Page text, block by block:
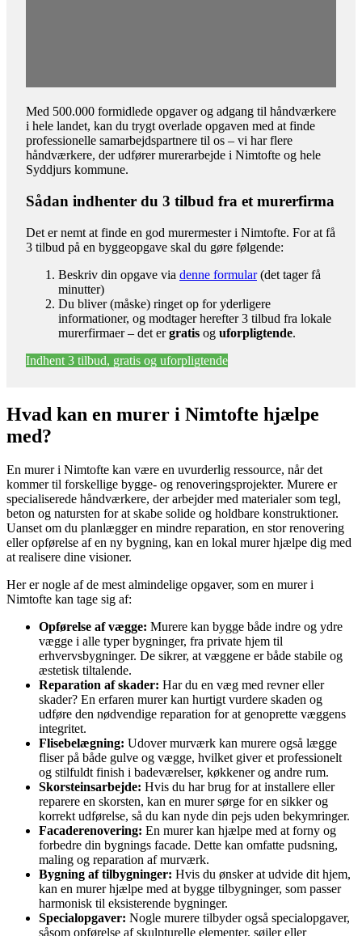
Med 500.000 formidlede opgaver og adgang til håndværkere
i hele landet, kan du trygt overlade opgaven med at finde
professionelle samarbejdspartnere til os – vi har flere
håndværkere, der udfører murerarbejde i Nimtofte og hele
Syddjurs kommune.
Sådan indhenter du 3 tilbud fra et murerfirma
Det er nemt at finde en god murermester i Nimtofte. For at få
3 tilbud på en byggeopgave skal du gøre følgende:
Beskriv din opgave via denne formular(det tager få
minutter)
Du bliver (måske) ringet op for yderligere
informationer, og modtager herefter 3 tilbud fra lokale
murerfirmaer – det ergratis og uforpligtende.
Indhent 3 tilbud, gratis og uforpligtende
Hvad kan en murer i Nimtofte hjælpe
med?
En murer i Nimtofte kan være en uvurderlig ressource, når det
kommer til forskellige bygge- og renoveringsprojekter. Murere er
specialiserede håndværkere, der arbejder med materialer som tegl,
beton og natursten for at skabe solide og holdbare konstruktioner.
Uanset om du planlægger en mindre reparation, en stor renovering
eller opførelse af en ny bygning, kan en lokal murer hjælpe dig med
at realisere dine visioner.
Her er nogle af de mest almindelige opgaver, som en murer i
Nimtofte kan tage sig af:
Opførelse af vægge: Murere kan bygge både indre og ydre
vægge i alle typer bygninger, fra private hjem til
erhvervsbygninger. De sikrer, at væggene er både stabile og
æstetisk tiltalende.
Reparation af skader: Har du en væg med revner eller
skader? En erfaren murer kan hurtigt vurdere skaden og
udføre den nødvendige reparation for at genoprette væggens
integritet.
Flisebelægning: Udover murværk kan murere også lægge
fliser på både gulve og vægge, hvilket giver et professionelt
og stilfuldt finish i badeværelser, køkkener og andre rum.
Skorsteinsarbejde: Hvis du har brug for at installere eller
reparere en skorsten, kan en murer sørge for en sikker og
korrekt udførelse, så du kan nyde din pejs uden bekymringer.
Facaderenovering: En murer kan hjælpe med at forny og
forbedre din bygnings facade. Dette kan omfatte pudsning,
maling og reparation af murværk.
Bygning af tilbygninger: Hvis du ønsker at udvide dit hjem,
kan en murer hjælpe med at bygge tilbygninger, som passer
harmonisk til eksisterende bygninger.
Specialopgaver: Nogle murere tilbyder også specialopgaver,
såsom opførelse af skulpturelle elementer, søjler eller